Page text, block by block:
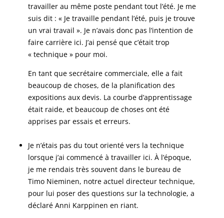
travailler au même poste pendant tout l’été. Je me
suis dit : « Je travaille pendant l’été, puis je trouve
un vrai travail ». Je n’avais donc pas l’intention de
faire carrière ici. J’ai pensé que c’était trop
« technique » pour moi.
En tant que secrétaire commerciale, elle a fait
beaucoup de choses, de la planification des
expositions aux devis. La courbe d’apprentissage
était raide, et beaucoup de choses ont été
apprises par essais et erreurs.
Je n’étais pas du tout orienté vers la technique
lorsque j’ai commencé à travailler ici. À l’époque,
je me rendais très souvent dans le bureau de
Timo Nieminen, notre actuel directeur technique,
pour lui poser des questions sur la technologie, a
déclaré Anni Karppinen en riant.